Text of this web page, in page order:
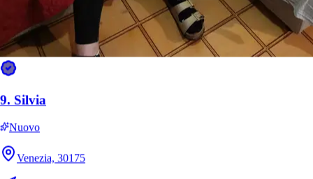
9. Silvia
Nuovo
Venezia, 30175